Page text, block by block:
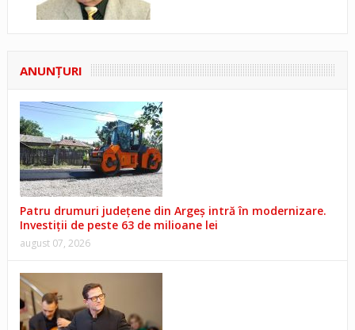
ANUNŢURI
Patru drumuri județene din Argeș intră în modernizare.
Investiții de peste 63 de milioane lei
august 07, 2026